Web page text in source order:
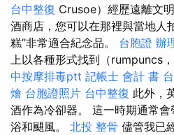
台中整復 Crusoe）經歷遠離文
酒商店，您可以在那裡與當地人
糕”非常適合紀念品。 台胞證 辦
上以各種形式找到（rumpuncs
中按摩排毒ptt 記帳士 會計 書
燴 台胞證照片 台中整復 此外，
酒作為冷卻器。 這一時期通常
浴和颶風。 北投 整骨 儘管我已